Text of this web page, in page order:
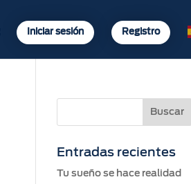
Iniciar sesión Registro
Entradas recientes
Tu sueño se hace realidad